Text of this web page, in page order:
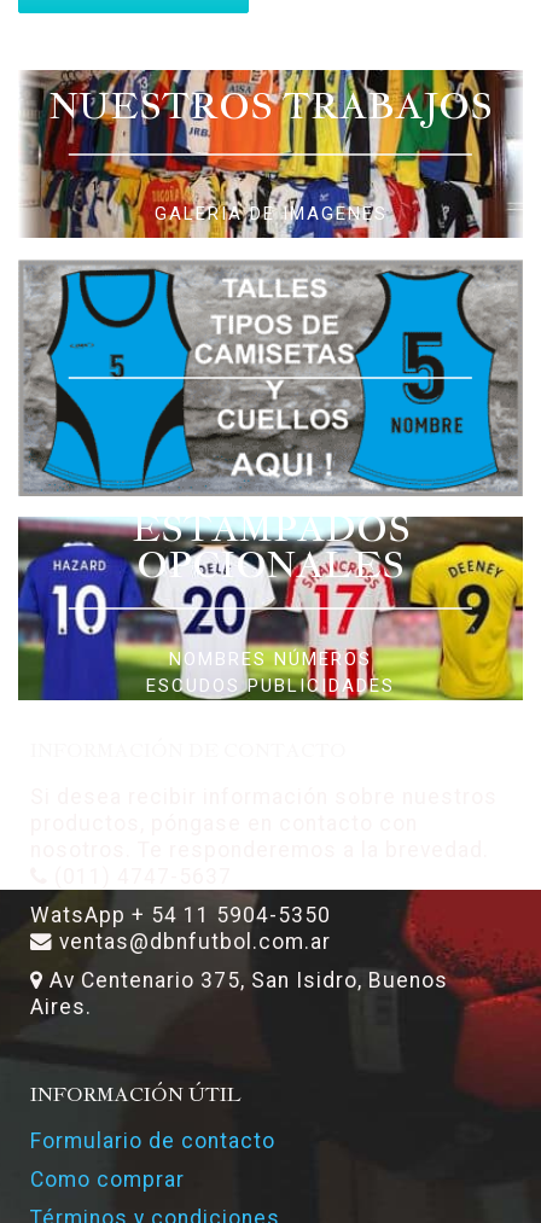
NUESTROS TRABAJOS
GALERIA DE IMAGENES
ESTAMPADOS
OPCIONALES
NOMBRES NÚMEROS
ESCUDOS PUBLICIDADES
WatsApp + 54 11 5904-5350
ventas@dbnfutbol.com.ar
Av Centenario 375, San Isidro, Buenos
Aires.
INFORMACIÓN ÚTIL
Formulario de contacto
Como comprar
Términos y condiciones